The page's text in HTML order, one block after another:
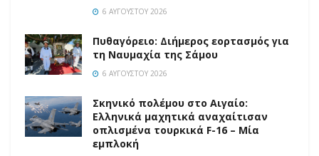
6 ΑΥΓΟΎΣΤΟΥ 2026
Πυθαγόρειο: Διήμερος εορτασμός για
τη Ναυμαχία της Σάμου
6 ΑΥΓΟΎΣΤΟΥ 2026
Σκηνικό πολέμου στο Αιγαίο:
Ελληνικά μαχητικά αναχαίτισαν
οπλισμένα τουρκικά F-16 – Μία
εμπλοκή